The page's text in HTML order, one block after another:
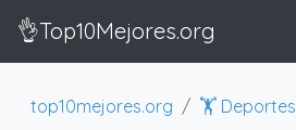
👌Top10Mejores.org
top10mejores.org 🏋️ Deportes